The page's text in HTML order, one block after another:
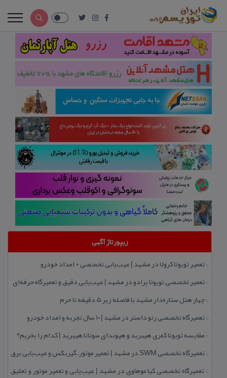
ریپورتاژ آگهی
:: تعمیر تویوتا كرولا در مشهد | عیب‌یابی تخصصی + امداد خودرو
:: تعمیر تخصصی تویوتا پرادو در مشهد | عیب‌یابی دقیق و تعمیرگاه حرفه‌ای
::چهار هتل‌ ستاره‌دار مشهد با فاصله زیر 5 دقیقه تا حرم
:: تعمیرگاه تخصصی رنو داستر در مشهد | ۱۰ سال تجربه و امداد خودرو
:: مقایسه تویوتا كمری هیبرید و هیوندای سوناتا هیبرید | كدام را بخریم؟
:: تعمیرگاه تخصصی SWM در مشهد | تعمیر موتور، گیربكس و عیب‌یابی برق
:: تعمیرگاه تخصصی كیا موهاوی در مشهد | عیب‌یابی و تعمیر موتور و تعلیق